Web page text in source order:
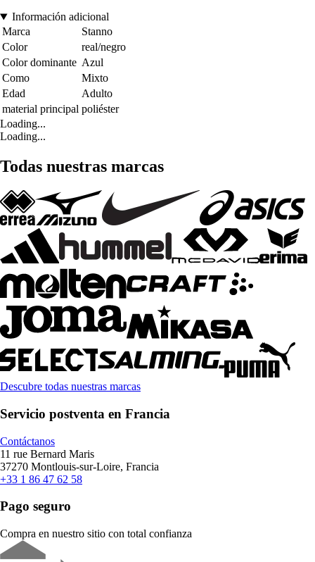
Información adicional
Marca
Stanno
Color
real/negro
Color dominante Azul
Como
Mixto
Edad
Adulto
material principal poliéster
Loading...
Loading...
Todas nuestras marcas
Descubre todas nuestras marcas
Servicio postventa en Francia
Contáctanos
11 rue Bernard Maris
37270 Montlouis-sur-Loire, Francia
+33 1 86 47 62 58
Pago seguro
Compra en nuestro sitio con total confianza